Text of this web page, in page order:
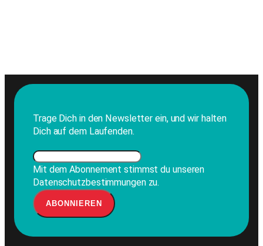
Trage Dich in den Newsletter ein, und wir halten
Dich auf dem Laufenden.
Mit dem Abonnement stimmst du unseren
Datenschutzbestimmungen zu.